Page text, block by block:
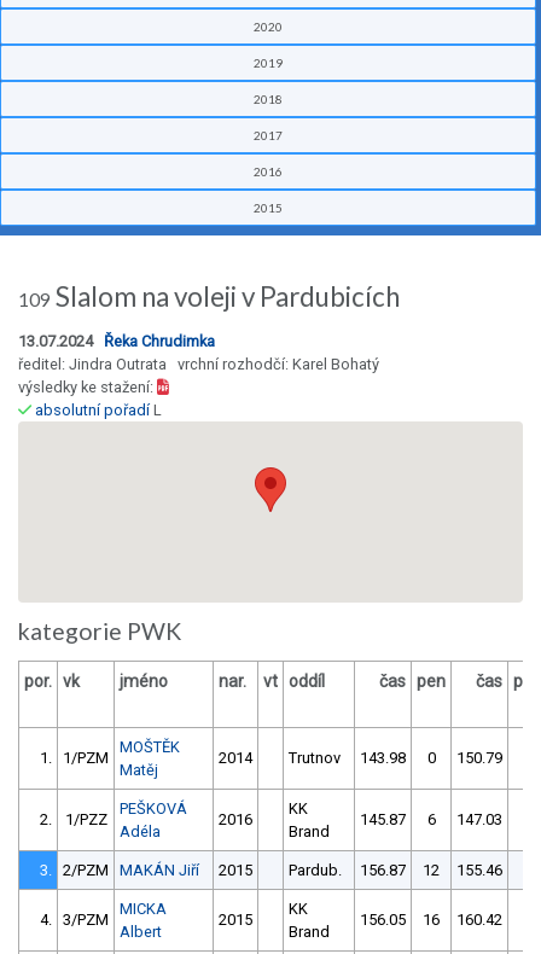
2020
2019
2018
2017
2016
2015
109 Slalom na voleji v Pardubicích
13.07.2024 Řeka Chrudimka
ředitel: Jindra Outrata vrchní rozhodčí: Karel Bohatý
výsledky ke stažení:
absolutní pořadíL
kategorie PWK
por. vk jméno nar. vt oddíl čas pen čas pen
1. 1/PZM
MOŠTĚK
Matěj
2014 Trutnov 143.98 0 150.79
2. 1/PZZ
PEŠKOVÁ
Adéla
2016
KK
Brand
145.87 6 147.03
3. 2/PZM MAKÁN Jiří 2015 Pardub. 156.87 12 155.46
4. 3/PZM
MICKA
Albert
2015
KK
Brand
156.05 16 160.42